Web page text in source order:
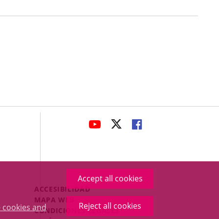
cookies and
Accept all cookies
Reject all cookies
LINK
APPLICATION.
LINK
APPLICATION.
LINK
APPLICATION.
Menú
Legal
Footer
ACCESIBILIDAD
MAPA WEB
CONDICIONES LEGALES